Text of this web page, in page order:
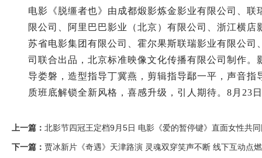
电影《脱缰者也》由成都煅影炼金影业有限公司、
限公司、阿里巴巴影业（北京）有限公司、浙江横
苏省电影集团有限公司、霍尔果斯联瑞影业有限公
司联合出品，北京标准映像文化传播有限公司制作
导娄磐，造型指导丁冀燕，剪辑指导鄢一平，声音
质班底解锁全新风格，喜感升级，引人期待。8月23
上一篇： 北影节四冠王定档9月5日 电影《爱的暂停键》直面女性共
下一篇： 贾冰新片《奇遇》天津路演 灵魂双穿笑声不断 线下互动点